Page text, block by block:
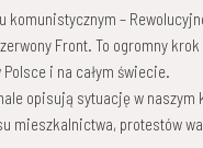
komunistycznym –
Front. To ogromny krok
i na całym świecie.
opisują sytuację w naszym
mieszkalnictwa, protestów